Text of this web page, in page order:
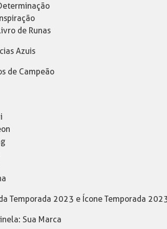
de Runas
Azuis
de Campeão
Temporada 2023 e Ícone Temporada
Sua Marca